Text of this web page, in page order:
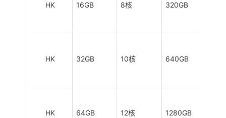
HK 16GB 8核 320GB
HK 32GB 10核 640GB
HK 64GB 12核 1280GB